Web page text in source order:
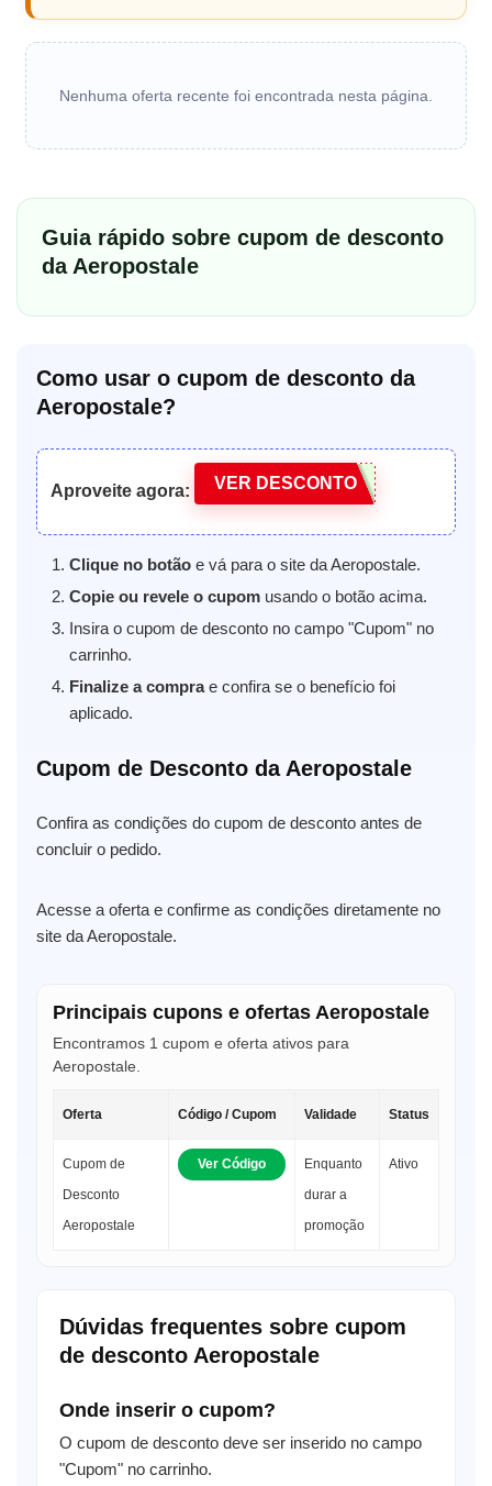
Nenhuma oferta recente foi encontrada nesta página.
Guia rápido sobre cupom de desconto
da Aeropostale
Como usar o cupom de desconto da
Aeropostale?
Aproveite agora: VER DESCONTO
Clique no botão e vá para o site da Aeropostale.
Copie ou revele o cupom usando o botão acima.
Insira o cupom de desconto no campo "Cupom" no
carrinho.
Finalize a comprae confira se o benefício foi
aplicado.
Cupom de Desconto da Aeropostale
Confira as condições do cupom de desconto antes de
concluir o pedido.
Acesse a oferta e confirme as condições diretamente no
site da Aeropostale.
Principais cupons e ofertas Aeropostale
Encontramos 1 cupom e oferta ativos para
Aeropostale.
Oferta Código / Cupom Validade Status
Cupom de
Desconto
Aeropostale
Ver Código
Enquanto
durar a
promoção
Ativo
Dúvidas frequentes sobre cupom
de desconto Aeropostale
Onde inserir o cupom?
O cupom de desconto deve ser inserido no campo
"Cupom" no carrinho.